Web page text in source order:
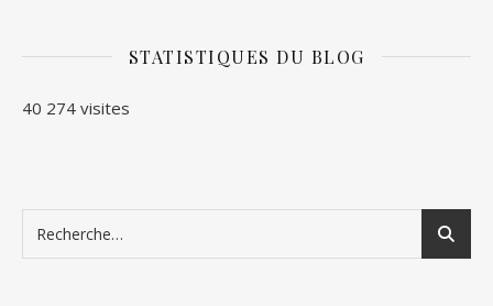
STATISTIQUES DU BLOG
40 274 visites